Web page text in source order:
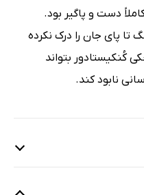
دست و پاگیر بود.
تا پای جان را درک نکرده
کُنکیستادور بتواند
نابود کند.